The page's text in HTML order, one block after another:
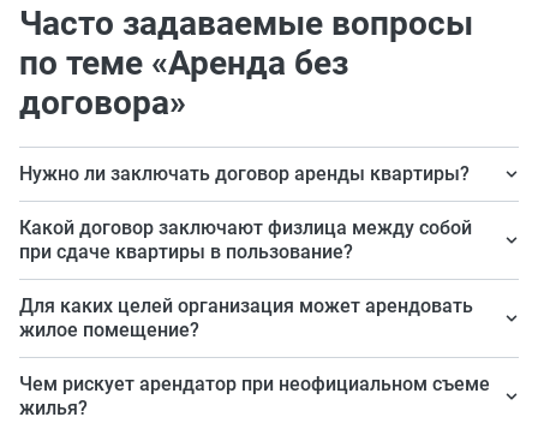
Часто задаваемые вопросы
по теме «Аренда без
договора»
Нужно ли заключать договор аренды квартиры?
Да, закон требует оформления аренды или найма.
Какой договор заключают физлица между собой
при сдаче квартиры в пользование?
Оформляют договор найма жилья.
Для каких целей организация может арендовать
жилое помещение?
Аренда осуществляется только для проживания
граждан.
Чем рискует арендатор при неофициальном съеме
жилья?